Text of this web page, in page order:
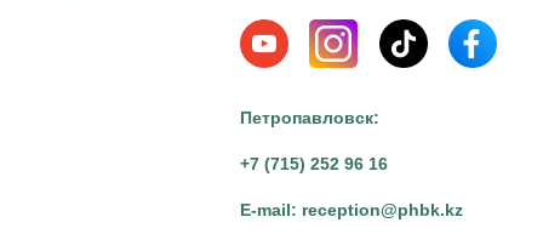
Петропавловск:
+7 (715) 252 96 16
E-mail: reception@phbk.kz